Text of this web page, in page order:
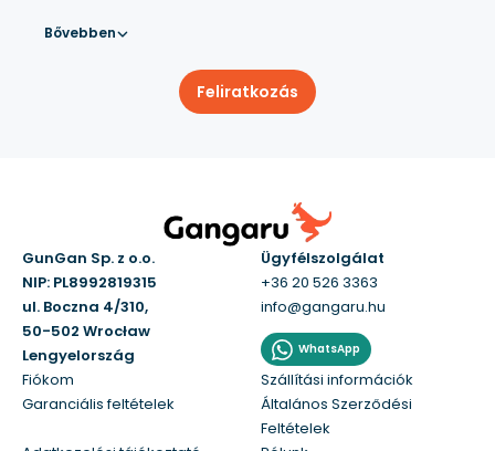
Bővebben
Feliratkozás
GunGan Sp. z o.o.
NIP: PL8992819315
ul. Boczna 4/310,
50-502 Wrocław
Lengyelország
Ügyfélszolgálat
+36 20 526 3363
info@gangaru.hu
WhatsApp
Fiókom
Szállítási információk
Garanciális feltételek
Általános Szerződési
Feltételek